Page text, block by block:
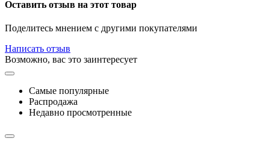
Оставить отзыв на этот товар
Поделитесь мнением с другими покупателями
Написать отзыв
Возможно, вас это заинтересует
Самые популярные
Распродажа
Недавно просмотренные